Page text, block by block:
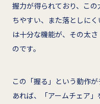
握力が得られており、こ
ちやすい、また落としに
は十分な機能が、その太
のです。
この「握る」という動作
あれば、「アームチェア